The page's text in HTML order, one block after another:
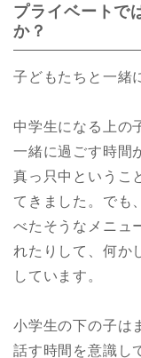
プライベートで
か？
子どもたちと一緒
中学生になる上の
一緒に過ごす時間
真っ只中というこ
てきました。でも
べたそうなメニュ
れたりして、何か
しています。
小学生の下の子は
話す時間を意識し